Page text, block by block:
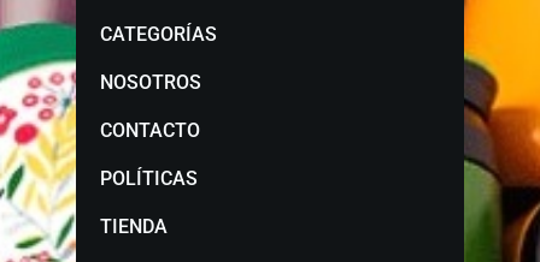
CATEGORÍAS
NOSOTROS
CONTACTO
POLÍTICAS
TIENDA